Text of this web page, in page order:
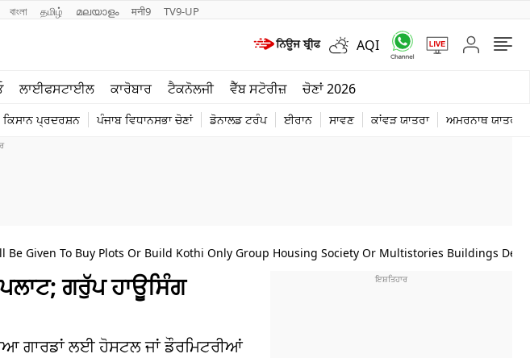
বাংলা தமிழ் മലയാളം मनी9 TV9-UP
AQI
ਲਾਈਫਸਟਾਈਲ ਕਾਰੋਬਾਰ ਟੈਕਨੋਲਜੀ ਵੈੱਬ ਸਟੋਰੀਜ਼ ਚੋਣਾਂ 2026
ਕਿਸਾਨ ਪ੍ਰਦਰਸ਼ਨ ਪੰਜਾਬ ਵਿਧਾਨਸਭਾ ਚੋਣਾਂ ਡੋਨਾਲਡ ਟਰੰਪ ਈਰਾਨ ਸਾਵਣ ਕਾਂਵੜ ਯਾਤਰਾ ਅਮਰਨਾਥ ਯਾਤਰਾ
ਟੈਕਨੋਲਜੀ
ਦੁਨੀਆ
Given To Buy Plots Or Build Kothi Only Group Housing Society Or Multistories Buildings
ਗਰੁੱਪ ਹਾਊਸਿੰਗ
ਗਾਰਡਾਂ ਲਈ ਹੋਸਟਲ ਜਾਂ ਡੌਰਮਿਟਰੀਆਂ